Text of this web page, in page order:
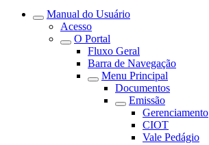
Manual do Usuário
Acesso
O Portal
Fluxo Geral
Barra de Navegação
Menu Principal
Documentos
Emissão
Gerenciamento
CIOT
Vale Pedágio